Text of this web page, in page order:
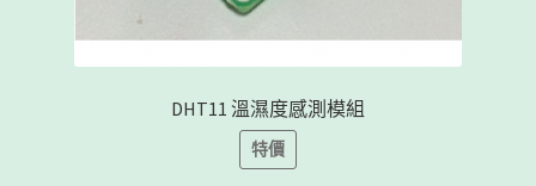
DHT11 溫濕度感測模組
特價